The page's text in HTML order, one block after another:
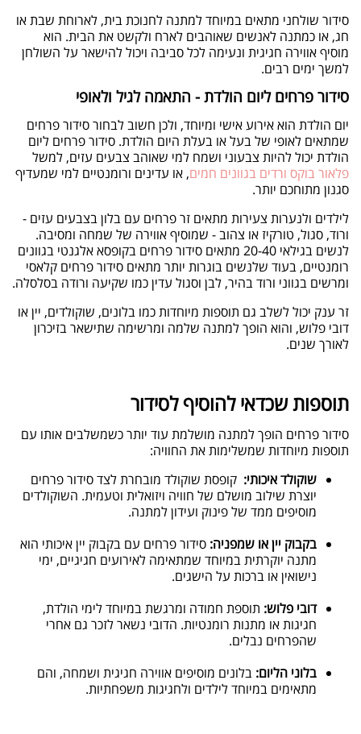
סידור שולחני מתאים במיוחד למתנה לחנוכת בית, לארוחת שבת או
חג, או כמתנה לאנשים שאוהבים לארח ולקשט את הבית. הוא
מוסיף אווירה חגיגית ונעימה לכל סביבה ויכול להישאר על השולחן
למשך ימים רבים.
סידור פרחים ליום הולדת - התאמה לגיל ולאופי
יום הולדת הוא אירוע אישי ומיוחד, ולכן חשוב לבחור סידור פרחים
שמתאים לאופי של בעל או בעלת היום הולדת. סידור פרחים ליום
הולדת יכול להיות צבעוני ושמח למי שאוהב צבעים עזים, למשל
פלאור בוקס ורדים בגוונים חמים, או עדינים ורומנטיים למי שמעדיף
סגנון מתוחכם יותר.
לילדים ולנערות צעירות מתאים זר פרחים עם בלון בצבעים עזים -
ורוד, סגול, טורקיז או צהוב - שמוסיף אווירה של שמחה ומסיבה.
לנשים בגילאי 20-40 מתאים סידור פרחים בקופסא אלגנטי בגוונים
רומנטיים, בעוד שלנשים בוגרות יותר מתאים סידור פרחים קלאסי
ומרשים בגווני ורוד בהיר, לבן וסגול עדין כמו שקיעה ורודה בסלסלה.
זר ענק יכול לשלב גם תוספות מיוחדות כמו בלונים, שוקולדים, יין או
דובי פלוש, והוא הופך למתנה שלמה ומרשימה שתישאר בזיכרון
לאורך שנים.
תוספות שכדאי להוסיף לסידור
סידור פרחים הופך למתנה מושלמת עוד יותר כשמשלבים אותו עם
תוספות מיוחדות שמשלימות את החוויה:
שוקולד איכותי: קופסת שוקולד מובחרת לצד סידור פרחים
יוצרת שילוב מושלם של חוויה ויזואלית וטעמית. השוקולדים
מוסיפים ממד של פינוק ועידון למתנה.
בקבוק יין או שמפניה: סידור פרחים עם בקבוק יין איכותי הוא
מתנה יוקרתית במיוחד שמתאימה לאירועים חגיגיים, ימי
נישואין או ברכות על הישגים.
דובי פלוש: תוספת חמודה ומרגשת במיוחד לימי הולדת,
חגיגות או מתנות רומנטיות. הדובי נשאר לזכר גם אחרי
שהפרחים נבלים.
בלוני הליום: בלונים מוסיפים אווירה חגיגית ושמחה, והם
מתאימים במיוחד לילדים ולחגיגות משפחתיות.